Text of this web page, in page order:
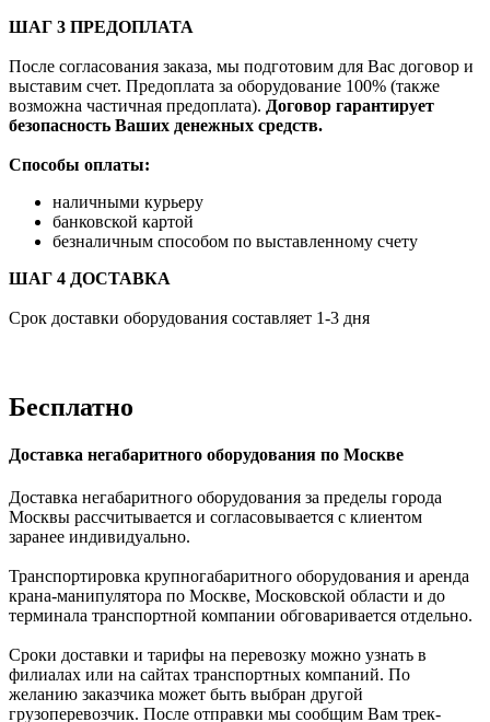
ШАГ 3 ПРЕДОПЛАТА
После согласования заказа, мы подготовим для Вас договор и
выставим счет. Предоплата за оборудование 100% (также
возможна частичная предоплата). Договор гарантирует
безопасность Ваших денежных средств.
Способы оплаты:
наличными курьеру
банковской картой
безналичным способом по выставленному счету
ШАГ 4 ДОСТАВКА
Срок доставки оборудования составляет 1-3 дня
Бесплатно
Доставка негабаритного оборудования по Москве
Доставка негабаритного оборудования за пределы города
Москвы рассчитывается и согласовывается с клиентом
заранее индивидуально.
Транспортировка крупногабаритного оборудования и аренда
крана-манипулятора по Москве, Московской области и до
терминала транспортной компании обговаривается отдельно.
Сроки доставки и тарифы на перевозку можно узнать в
филиалах или на сайтах транспортных компаний. По
желанию заказчика может быть выбран другой
грузоперевозчик. После отправки мы сообщим Вам трек-